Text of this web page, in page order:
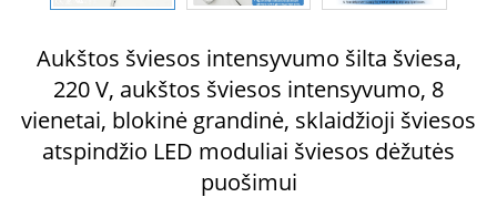
Aukštos šviesos intensyvumo šilta šviesa,
220 V, aukštos šviesos intensyvumo, 8
vienetai, blokinė grandinė, sklaidžioji šviesos
atspindžio LED moduliai šviesos dėžutės
puošimui